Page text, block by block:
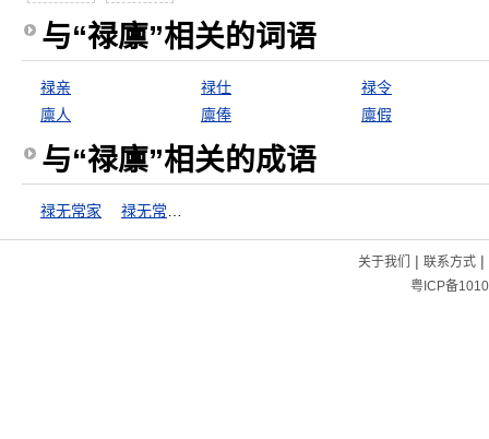
与“禄廪”相关的词语
禄亲 禄仕
禄令
廪人
廪俸 廪假
与“禄廪”相关的成语
禄无常家
关于我们 | 联系方式|
粤ICP备